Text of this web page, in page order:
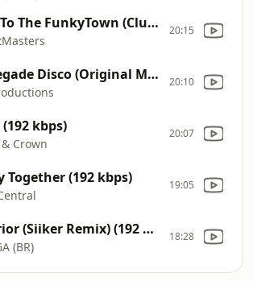
Jack To The FunkyTown (Club Mix) (192 kbps) 20:15
Renegade Disco (Original Mix) (192 kbps) 20:10
kbps)
Crown
20:07
Together (192 kbps) 19:05
Warrior (Siiker Remix) (192 kbps)
(BR)
18:28